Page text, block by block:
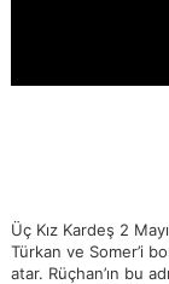
Üç Kız Kardeş 2
Türkan ve Somer’i
atar. Rüçhan’ın bu